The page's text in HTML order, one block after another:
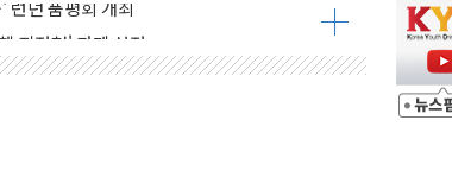
지정형' 과제 선정
돌파
LED 조명 에너지 효율화 사업' 공급계약
확대